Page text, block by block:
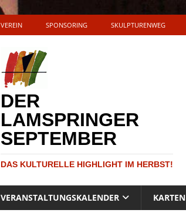
VEREIN SPONSORING SKULPTURENWEG
DER
LAMSPRINGER
SEPTEMBER
DAS KULTURELLE HIGHLIGHT IM HERBST!
VERANSTALTUNGSKALENDER KARTEN